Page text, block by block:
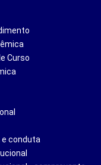
Curso
e conduta